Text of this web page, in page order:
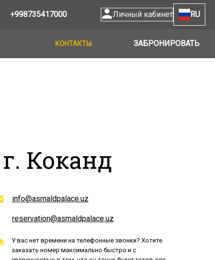
+998735417000 Личный кабинет RU
КОНТАКТЫ ЗАБРОНИРОВАТЬ
Коканд
info@asmaldpalace.uz
reservation@asmaldpalace.uz
У вас нет времени на телефонные звонки? Хотите
заказать номер максимально быстро и с